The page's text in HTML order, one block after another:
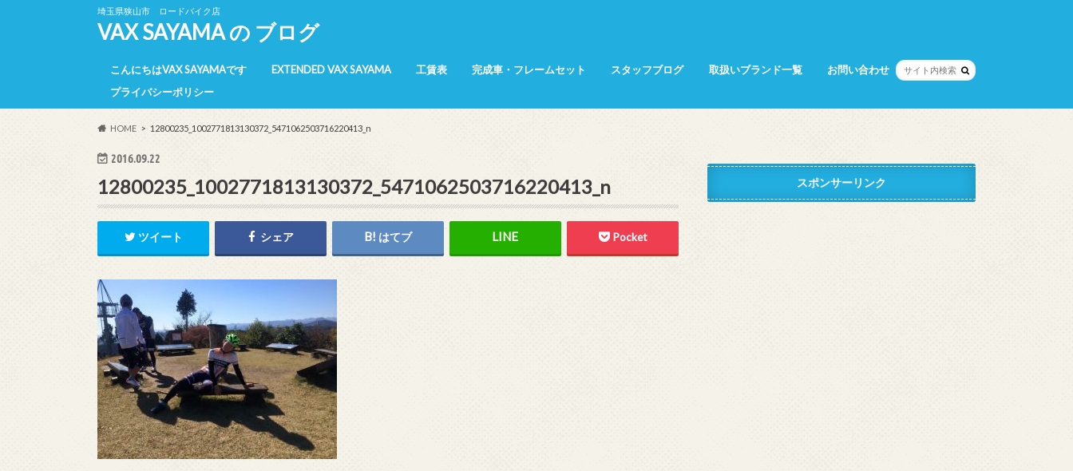
埼玉県狭山市 ロードバイク店
VAX SAYAMA の ブログ
こんにちはVAX SAYAMAです EXTENDED VAX SAYAMA 工賃表 完成車・フレームセット スタッフブログ 取扱いブランド一覧
お問い合わせ
プライバシーポリシー
HOME 12800235_1002771813130372_5471062503716220413_n
2016.09.22
12800235_1002771813130372_5471062503716220413_n
ツイート シェア はてブ Pocket
スポンサーリンク